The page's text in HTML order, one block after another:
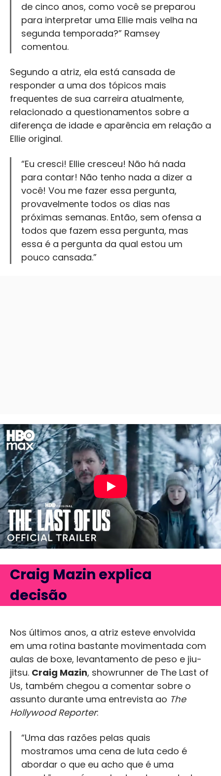
de cinco anos, como você se preparou
para interpretar uma Ellie mais velha na
segunda temporada?” Ramsey
comentou.
Segundo a atriz, ela está cansada de
responder a uma dos tópicos mais
frequentes de sua carreira atualmente,
relacionado a questionamentos sobre a
diferença de idade e aparência em relação a
Ellie original.
“Eu cresci! Ellie cresceu! Não há nada
para contar! Não tenho nada a dizer a
você! Vou me fazer essa pergunta,
provavelmente todos os dias nas
próximas semanas. Então, sem ofensa a
todos que fazem essa pergunta, mas
essa é a pergunta da qual estou um
pouco cansada.”
Craig Mazin explica
decisão
Nos últimos anos, a atriz esteve envolvida
em uma rotina bastante movimentada com
aulas de boxe, levantamento de peso e jiu-
jitsu. Craig Mazin, showrunner de The Last of
Us, também chegou a comentar sobre o
assunto durante uma entrevista ao The
Hollywood Reporter:
“Uma das razões pelas quais
mostramos uma cena de luta cedo é
abordar o que eu acho que é uma